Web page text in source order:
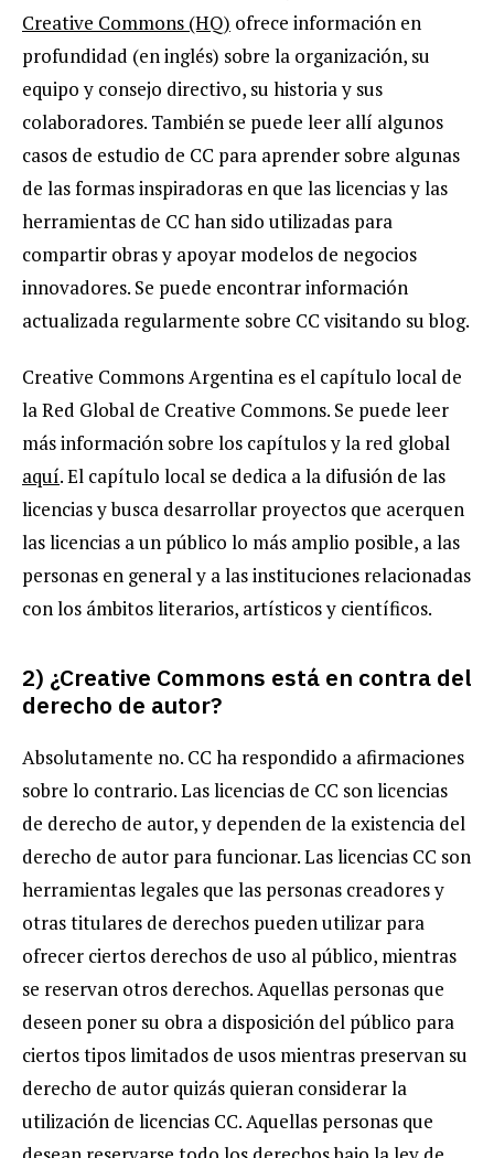
Creative Commons (HQ) ofrece información en
profundidad (en inglés) sobre la organización, su
equipo y consejo directivo, su historia y sus
colaboradores. También se puede leer allí algunos
casos de estudio de CC para aprender sobre algunas
de las formas inspiradoras en que las licencias y las
herramientas de CC han sido utilizadas para
compartir obras y apoyar modelos de negocios
innovadores. Se puede encontrar información
actualizada regularmente sobre CC visitando su blog.
Creative Commons Argentina es el capítulo local de
la Red Global de Creative Commons. Se puede leer
más información sobre los capítulos y la red global
aquí. El capítulo local se dedica a la difusión de las
licencias y busca desarrollar proyectos que acerquen
las licencias a un público lo más amplio posible, a las
personas en general y a las instituciones relacionadas
con los ámbitos literarios, artísticos y científicos.
2) ¿Creative Commons está en contra del
derecho de autor?
Absolutamente no. CC ha respondido a afirmaciones
sobre lo contrario. Las licencias de CC son licencias
de derecho de autor, y dependen de la existencia del
derecho de autor para funcionar. Las licencias CC son
herramientas legales que las personas creadores y
otras titulares de derechos pueden utilizar para
ofrecer ciertos derechos de uso al público, mientras
se reservan otros derechos. Aquellas personas que
deseen poner su obra a disposición del público para
ciertos tipos limitados de usos mientras preservan su
derecho de autor quizás quieran considerar la
utilización de licencias CC. Aquellas personas que